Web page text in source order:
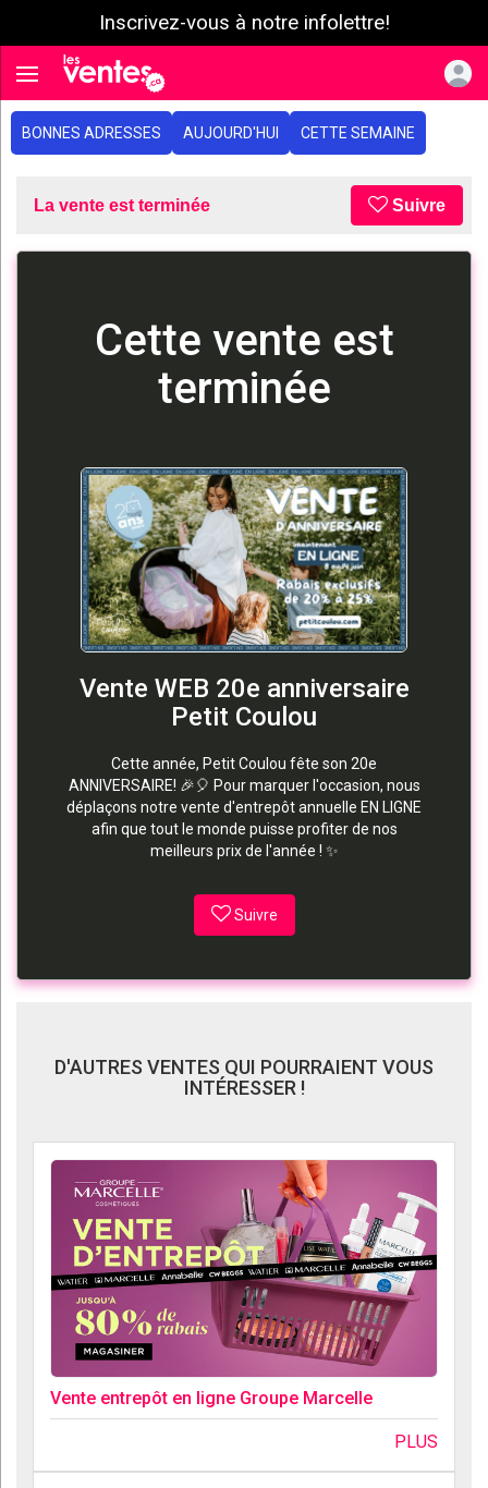
Inscrivez-vous à notre infolettre!
Toggle navigation
BONNES ADRESSES AUJOURD'HUI CETTE SEMAINE
La vente est terminée Suivre
Cette vente est
terminée
Vente WEB 20e anniversaire
Petit Coulou
Cette année, Petit Coulou fête son 20e
ANNIVERSAIRE! 🎉🎈 Pour marquer l'occasion, nous
déplaçons notre vente d'entrepôt annuelle EN LIGNE
afin que tout le monde puisse profiter de nos
meilleurs prix de l'année ! ✨
Suivre
D'AUTRES VENTES QUI POURRAIENT VOUS
INTÉRESSER !
Vente entrepôt en ligne Groupe Marcelle
PLUS